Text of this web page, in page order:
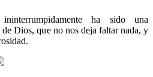
ha sido una
Dios, que no nos deja faltar nada, y